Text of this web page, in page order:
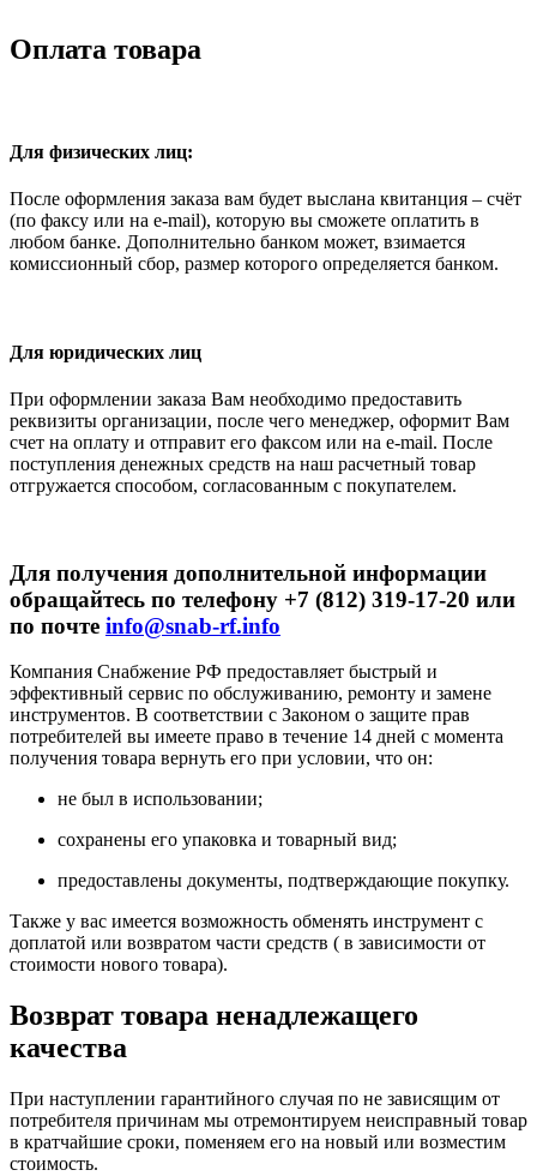
Оплата товара
Для физических лиц:
После оформления заказа вам будет выслана квитанция – счёт
(по факсу или на e-mail), которую вы сможете оплатить в
любом банке. Дополнительно банком может, взимается
комиссионный сбор, размер которого определяется банком.
Для юридических лиц
При оформлении заказа Вам необходимо предоставить
реквизиты организации, после чего менеджер, оформит Вам
счет на оплату и отправит его факсом или на e-mail. После
поступления денежных средств на наш расчетный товар
отгружается способом, согласованным с покупателем.
Для получения дополнительной информации
обращайтесь по телефону +7 (812) 319-17-20 или
по почте info@snab-rf.info
Компания Снабжение РФ предоставляет быстрый и
эффективный сервис по обслуживанию, ремонту и замене
инструментов. В соответствии с Законом о защите прав
потребителей вы имеете право в течение 14 дней с момента
получения товара вернуть его при условии, что он:
не был в использовании;
сохранены его упаковка и товарный вид;
предоставлены документы, подтверждающие покупку.
Также у вас имеется возможность обменять инструмент с
доплатой или возвратом части средств ( в зависимости от
стоимости нового товара).
Возврат товара ненадлежащего
качества
При наступлении гарантийного случая по не зависящим от
потребителя причинам мы отремонтируем неисправный товар
в кратчайшие сроки, поменяем его на новый или возместим
стоимость.